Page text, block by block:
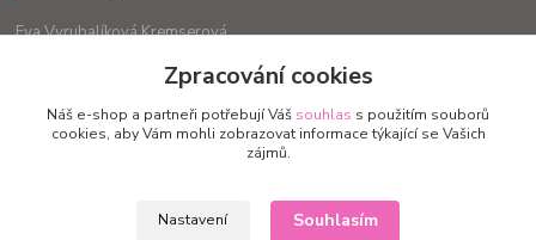
Eva Vyrubalíková Kremserová
info.radost@email.cz
Zpracování cookies
Náš e-shop a partneři potřebují Váš souhlas s použitím souborů
cookies, aby Vám mohli zobrazovat informace týkající se Vašich
zájmů.
Nastavení Souhlasím